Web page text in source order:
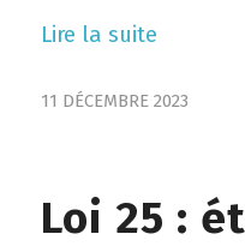
Lire la suite
11 DÉCEMBRE 2023
Loi 25 :